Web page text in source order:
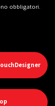
obbligatori.